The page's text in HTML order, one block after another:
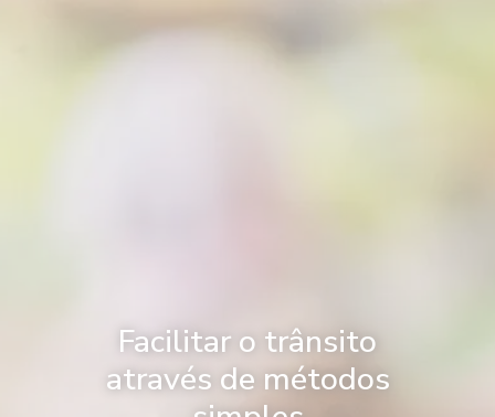
Facilitar o trânsito
através de métodos